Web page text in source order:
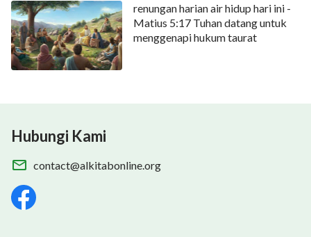
online!
renungan harian air hidup hari ini -
Matius 5:17 Tuhan datang untuk
menggenapi hukum taurat
Hubungi Kami
contact@alkitabonline.org